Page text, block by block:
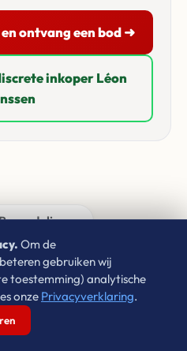
ontvang een bod ➜
inkoper Léon
zeggen
★★★★★
Om de
gebruiken wij
toestemming) analytische
onze Privacyverklaring.